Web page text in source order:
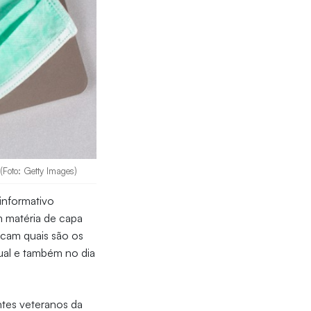
Getty Images)
matéria de capa
quais são os
e também no dia
veteranos da